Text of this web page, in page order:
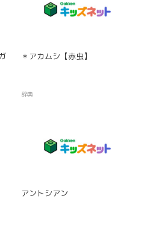
＊アカムシ【赤虫】
辞典
アントシアン